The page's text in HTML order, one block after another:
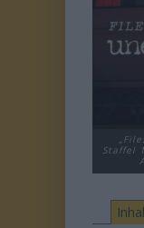
Staffel